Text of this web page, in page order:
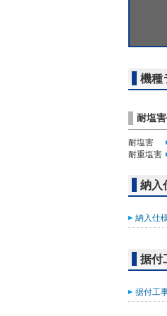
機種
耐塩
耐塩害
耐重塩害
納入
納入仕
据付
据付工